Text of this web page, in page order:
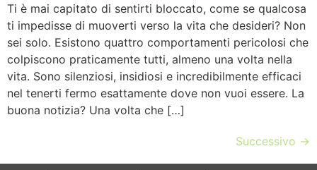
Ti è mai capitato di sentirti bloccato, come se qualcosa
ti impedisse di muoverti verso la vita che desideri? Non
sei solo. Esistono quattro comportamenti pericolosi che
colpiscono praticamente tutti, almeno una volta nella
vita. Sono silenziosi, insidiosi e incredibilmente efficaci
nel tenerti fermo esattamente dove non vuoi essere. La
buona notizia? Una volta che […]
Successivo →